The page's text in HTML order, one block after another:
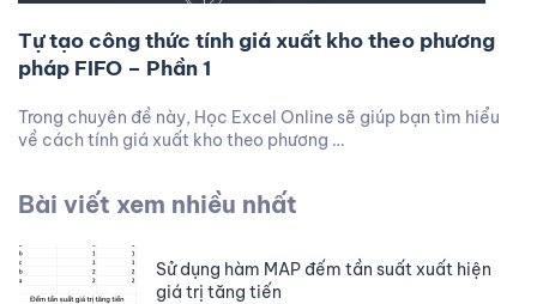
Tự tạo công thức tính giá xuất kho theo phương
pháp FIFO – Phần 1
Trong chuyên đề này, Học Excel Online sẽ giúp bạn tìm hiểu
về cách tính giá xuất kho theo phương …
Bài viết xem nhiều nhất
Sử dụng hàm MAP đếm tần suất xuất hiện
giá trị tăng tiến